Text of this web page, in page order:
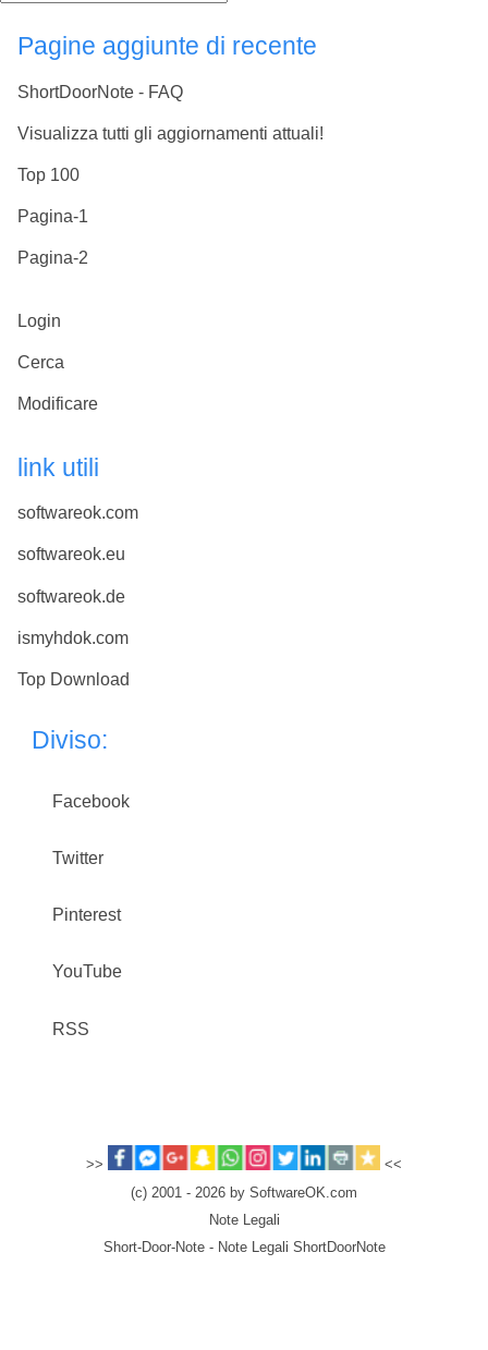
Pagine aggiunte di recente
ShortDoorNote - FAQ
Visualizza tutti gli aggiornamenti attuali!
Top 100
Pagina-1
Pagina-2
Login
Cerca
Modificare
link utili
softwareok.com
softwareok.eu
softwareok.de
ismyhdok.com
Top Download
Diviso:
Facebook
Twitter
Pinterest
YouTube
RSS
>>
<<
(c) 2001 - 2026 by SoftwareOK.com
Note Legali
Short-Door-Note - Note Legali ShortDoorNote